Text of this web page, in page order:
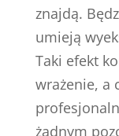
znajdą.
umieją
Taki efekt
wrażenie, a
żadnym